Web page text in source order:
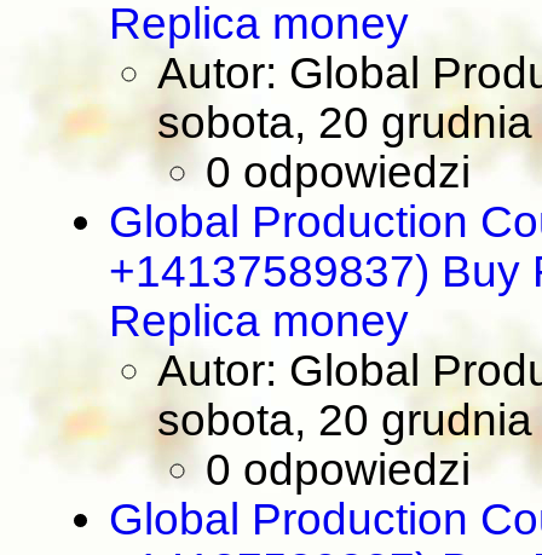
Replica money
Autor: Global
sobota, 20
0 odpowiedzi
Global Production
+14137589837) Buy
Replica money
Autor: Global
sobota, 20
0 odpowiedzi
Global Production